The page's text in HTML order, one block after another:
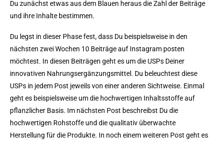
Du zunächst etwas aus dem Blauen heraus die Zahl der Beiträge
und ihre Inhalte bestimmen.
Du legst in dieser Phase fest, dass Du beispielsweise in den
nächsten zwei Wochen 10 Beiträge auf Instagram posten
möchtest. In diesen Beiträgen geht es um die USPs Deiner
innovativen Nahrungsergänzungsmittel. Du beleuchtest diese
USPs in jedem Post jeweils von einer anderen Sichtweise. Einmal
geht es beispielsweise um die hochwertigen Inhaltsstoffe auf
pflanzlicher Basis. Im nächsten Post beschreibst Du die
hochwertigen Rohstoffe und die qualitativ überwachte
Herstellung für die Produkte. In noch einem weiteren Post geht es